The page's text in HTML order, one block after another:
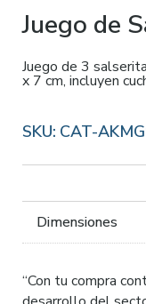
Juego de
Juego de 3
x 7 cm, incluyen
SKU: CAT-
Dimensiones
“Con tu compra